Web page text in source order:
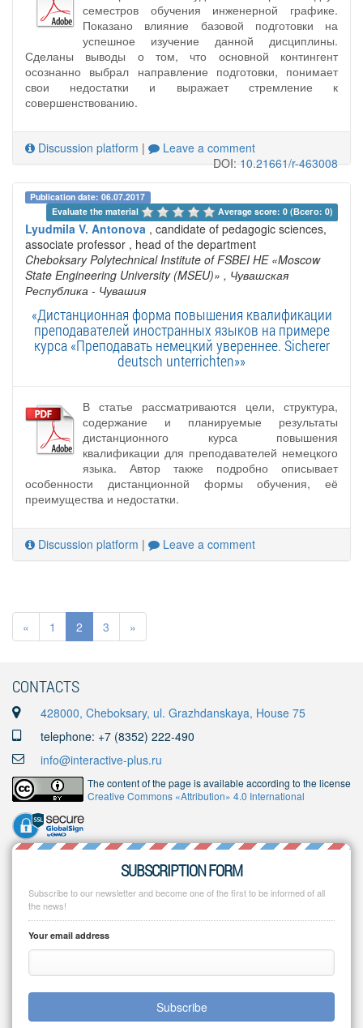
семестров обучения инженерной графике.
Показано влияние базовой подготовки на
успешное изучение данной дисциплины.
Сделаны выводы о том, что основной контингент
осознанно выбрал направление подготовки, понимает
свои недостатки и выражает стремление к
совершенствованию.
Discussion platform |
Leave a comment
DOI:10.21661/r-463008
Publication date: 06.07.2017
Evaluate the material
Average score: 0 (Всего: 0)
Lyudmila V. Antonova , candidate of pedagogic sciences,
associate professor , head of the department
Cheboksary Polytechnical Institute of FSBEI HE «Moscow
State Engineering University (MSEU)» , Чувашская
Республика - Чувашия
«Дистанционная форма повышения квалификации
преподавателей иностранных языков на примере
курса «Преподавать немецкий увереннее. Sicherer
deutsch unterrichten»»
В статье рассматриваются цели, структура,
содержание и планируемые результаты
дистанционного курса повышения
квалификации для преподавателей немецкого
языка. Автор также подробно описывает
особенности дистанционной формы обучения, её
преимущества и недостатки.
Discussion platform | Leave a comment
« 1 2 3 »
CONTACTS
428000, Cheboksary, ul. Grazhdanskaya, House 75
telephone: +7 (8352) 222-490
info@interactive-plus.ru
The content of the page is available according to the license
Creative Commons «Attribution» 4.0 International
SUBSCRIPTION FORM
Subscribe to our newsletter and become one of the first to be informed of all
the news!
Your email address
Subscribe